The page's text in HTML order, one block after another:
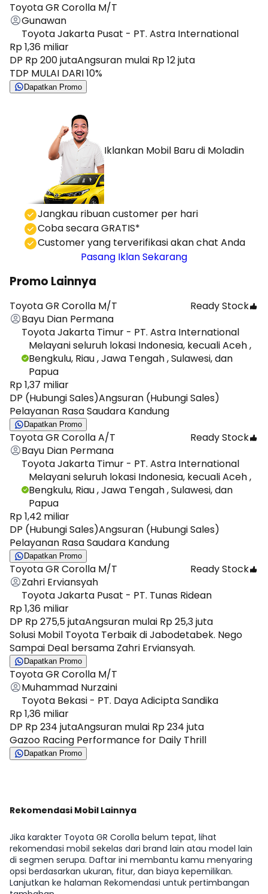
Toyota GR Corolla M/T
Gunawan
Toyota Jakarta Pusat - PT. Astra International
Rp 1,36 miliar
DP Rp 200 jutaAngsuran mulai Rp 12 juta
TDP MULAI DARI 10%
Dapatkan Promo
Iklankan Mobil Barudi Moladin
⁠Jangkau ribuan customer per hari
Coba secara GRATIS*
⁠⁠Customer yang terverifikasi akan chat Anda
Pasang Iklan Sekarang
Promo Lainnya
Toyota GR Corolla M/T
Ready Stock
Bayu Dian Permana
Toyota Jakarta Timur - PT. Astra International
Melayani seluruh lokasi Indonesia, kecuali Aceh ,
Bengkulu, Riau , Jawa Tengah , Sulawesi, dan
Papua
Rp 1,37 miliar
DP (Hubungi Sales)Angsuran (Hubungi Sales)
Pelayanan Rasa Saudara Kandung
Dapatkan Promo
Toyota GR Corolla A/T
Ready Stock
Bayu Dian Permana
Toyota Jakarta Timur - PT. Astra International
Melayani seluruh lokasi Indonesia, kecuali Aceh ,
Bengkulu, Riau , Jawa Tengah , Sulawesi, dan
Papua
Rp 1,42 miliar
DP (Hubungi Sales)Angsuran (Hubungi Sales)
Pelayanan Rasa Saudara Kandung
Dapatkan Promo
Toyota GR Corolla M/T
Ready Stock
Zahri Erviansyah
Toyota Jakarta Pusat - PT. Tunas Ridean
Rp 1,36 miliar
DP Rp 275,5 jutaAngsuran mulai Rp 25,3 juta
Solusi Mobil Toyota Terbaik di Jabodetabek. Nego
Sampai Deal bersama Zahri Erviansyah.
Dapatkan Promo
Toyota GR Corolla M/T
Muhammad Nurzaini
Toyota Bekasi - PT. Daya Adicipta Sandika
Rp 1,36 miliar
DP Rp 234 jutaAngsuran mulai Rp 234 juta
Gazoo Racing Performance for Daily Thrill
Dapatkan Promo
Rekomendasi Mobil Lainnya
Jika karakter Toyota GR Corolla belum tepat, lihat
rekomendasi mobil sekelas dari brand lain atau model lain
di segmen serupa. Daftar ini membantu kamu menyaring
opsi berdasarkan ukuran, fitur, dan biaya kepemilikan.
Lanjutkan ke halaman Rekomendasi untuk pertimbangan